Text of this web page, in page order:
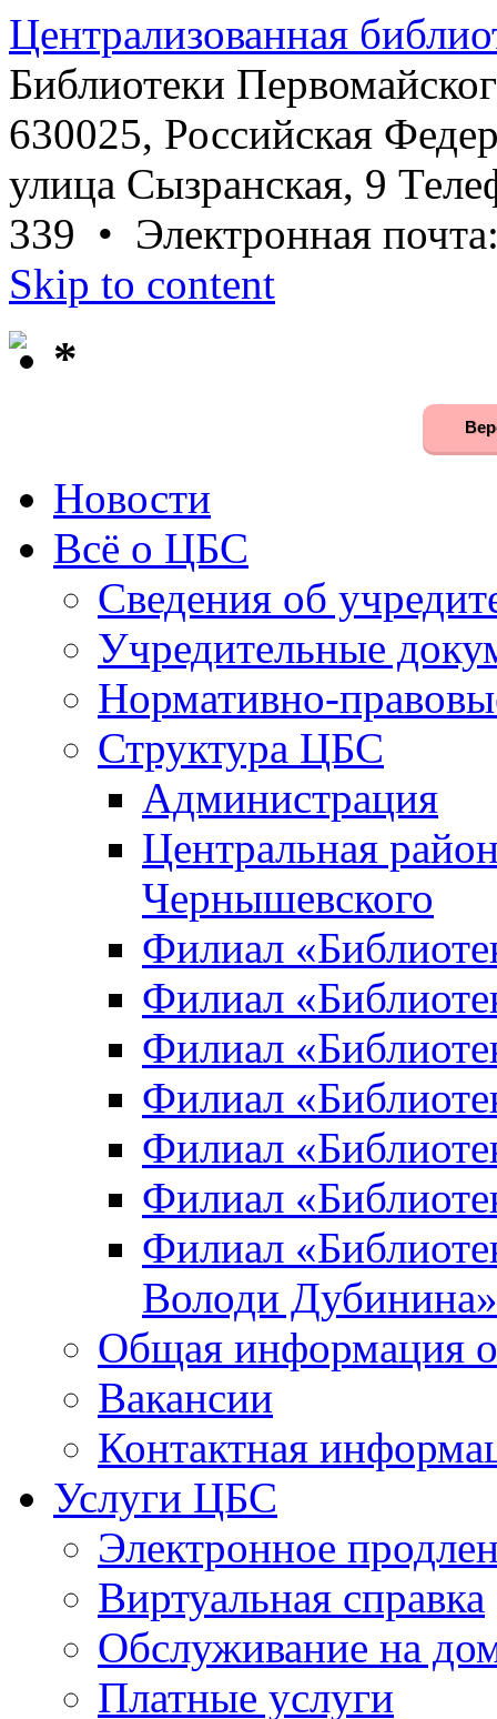
Централизованная
Библиотеки
630025, Российская
улица Сызранская, 9
339 • Электронная
Skip to content
*
Новости
Всё о ЦБС
Сведения об
Учредительные
Нормативно-
Структура ЦБС
Администрация
Центральная
Чернышевского
Филиал
Филиал
Филиал
Филиал
Филиал
Филиал
Филиал
Володи Дубинина»
Общая информация
Вакансии
Контактная
Услуги ЦБС
Электронное
Виртуальная справка
Обслуживание на
Платные услуги